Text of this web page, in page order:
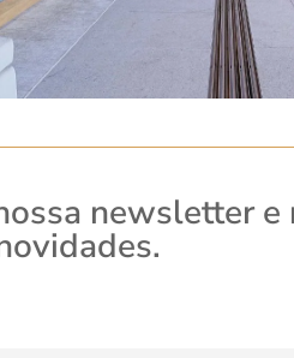
newsletter e